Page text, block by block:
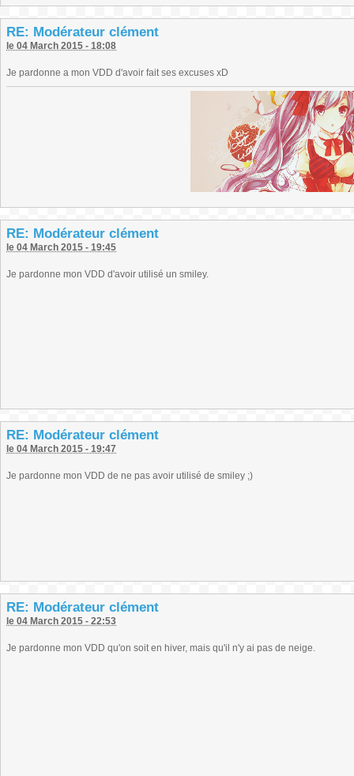
RE: Modérateur clément
le 04 March 2015 - 18:08
Je pardonne a mon VDD d'avoir fait ses excuses xD
RE: Modérateur clément
le 04 March 2015 - 19:45
Je pardonne mon VDD d'avoir utilisé un smiley.
RE: Modérateur clément
le 04 March 2015 - 19:47
Je pardonne mon VDD de ne pas avoir utilisé de smiley ;)
RE: Modérateur clément
le 04 March 2015 - 22:53
Je pardonne mon VDD qu'on soit en hiver, mais qu'il n'y ai pas de neige.